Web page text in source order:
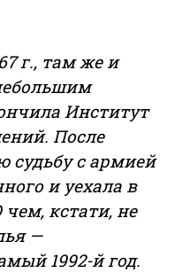
г., там же и
Институт
После
судьбу с армией
и уехала в
чем, кстати, не
—
1992-й год.